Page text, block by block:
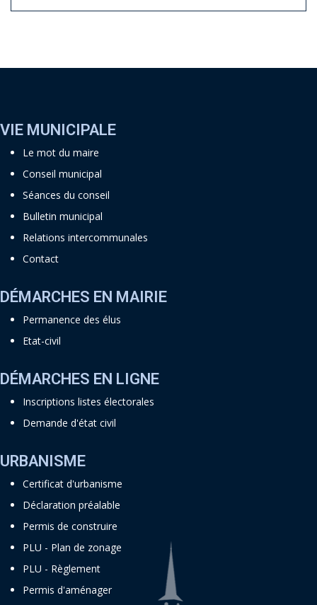
VIE MUNICIPALE
Le mot du maire
Conseil municipal
Séances du conseil
Bulletin municipal
Relations intercommunales
Contact
DÉMARCHES EN MAIRIE
Permanence des élus
Etat-civil
DÉMARCHES EN LIGNE
Inscriptions listes électorales
Demande d'état civil
URBANISME
Certificat d'urbanisme
Déclaration préalable
Permis de construire
PLU - Plan de zonage
PLU - Règlement
Permis d'aménager